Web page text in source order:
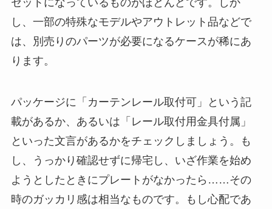
し、一部の特殊なモデルやアウトレット品などで
は、別売りのパーツが必要になるケースが稀にあ
ります。
パッケージに「カーテンレール取付可」という記
載があるか、あるいは「レール取付用金具付属」
といった文言があるかをチェックしましょう。も
し、うっかり確認せずに帰宅し、いざ作業を始め
ようとしたときにプレートがなかったら……その
時のガッカリ感は相当なものです。もし心配であ